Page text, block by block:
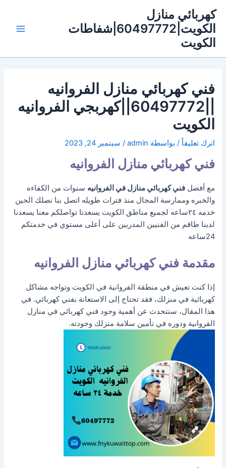
المحتوى
كهربائي منازل
الكويت|60497772|شفاطات
الكويت
فني كهربائي منازل الفروانيه
||60497772||كهربجي الفروانيه
الكويت
اترك تعليقاً / بواسطة admin
/ سبتمبر 24, 2023
فني كهربائي منازل الفروانيه
مع أفضلفني كهربائي منازل في الفروانيه سنوات من الكفاءه
والخبره وممارسة المجال منذ فترات طويله اتصل بنا نصلك الحين
خدمه ٢٤ساعه لجميع مناطق الكويت يسعدنا تواصلكم معنا يسعدنا
لدينا طاقم من الفنيين المدربين على أعلى مستوي في خدمتكم
24ساعه
مقدمة فني كهربائي منازل الفروانيه
إذا كنت تعيش في منطقة الفروانية في الكويت وتواجه مشاكل
كهربائية في منزلك، فقد تحتاج إلى الاستعانة بفني كهربائي. في
هذا المقال، سنتحدث عن أهمية وجود فني كهربائي في منازل
الفروانية ودوره في تأمين سلامة منزلك وجودته.